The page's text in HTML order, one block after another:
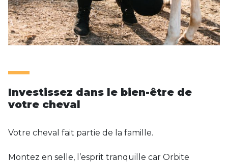
Investissez dans le bien-être de
votre cheval
Votre cheval fait partie de la famille.
Montez en selle, l’esprit tranquille car Orbite